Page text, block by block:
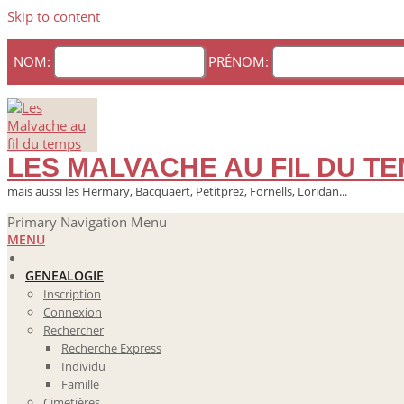
Skip to content
NOM: PRÉNOM:
LES MALVACHE AU FIL DU
mais aussi les Hermary, Bacquaert, Petitprez, Fornells, Loridan...
Primary Navigation Menu
MENU
GENEALOGIE
Inscription
Connexion
Rechercher
Recherche Express
Individu
Famille